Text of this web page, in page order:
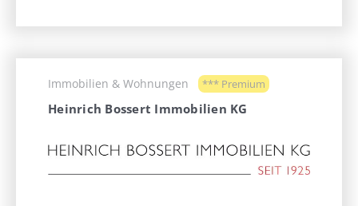
Immobilien & Wohnungen *** Premium
Heinrich Bossert Immobilien KG